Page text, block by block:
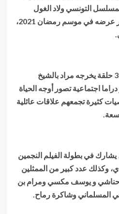
التونسي ولاد الغول
للمخرج مراد بالشيخ والمقرر عرضه في موسم رمضان 2021،
ولاد الغول هو مسلسل من 30 حلقة يخرجه مراد بالشيخ
اجتماعية تصور أوجه الحياة
كثيرة تجمعهم علاقات عائلية
في بطولة الفيلم النجمين
وكذلك عدد كبير من الممثلين
حناشي و يوسف مكسي ومرام بن
المسلماني وشاكرة رماح.